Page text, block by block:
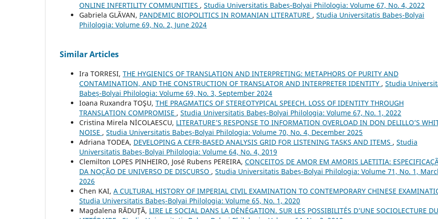
ONLINE INFERTILITY COMMUNITIES , Studia Universitatis Babeș-Bolyai Philologia: Volume 67, No. 4, 2022
Gabriela GLĂVAN, PANDEMIC BIOPOLITICS IN ROMANIAN LITERATURE , Studia Universitatis Babeș-Bolyai
Philologia: Volume 69, No. 2, June 2024
Similar Articles
Ira TORRESI, THE HYGIENICS OF TRANSLATION AND INTERPRETING: METAPHORS OF PURITY AND
CONTAMINATION, AND THE CONSTRUCTION OF TRANSLATOR AND INTERPRETER IDENTITY , Studia
Babeș-Bolyai Philologia: Volume 69, No. 3, September 2024
Ioana Ruxandra TOŞU, THE PRAGMATICS OF STEREOTYPICAL SPEECH. LOSS OF IDENTITY THROUGH
TRANSLATION COMPROMISE , Studia Universitatis Babeș-Bolyai Philologia: Volume 67, No. 1, 2022
Cristina Mirela NİCOLAESCU, LITERATURE’S RESPONSE TO INFORMATION OVERLOAD IN DON DELILLO’S
NOISE , Studia Universitatis Babeș-Bolyai Philologia: Volume 70, No. 4, December 2025
Adriana TODEA, DEVELOPING A CEFR-BASED ANALYSIS GRID FOR LISTENING TASKS AND ITEMS , Studia
Universitatis Babeș-Bolyai Philologia: Volume 64, No. 4, 2019
Clemilton LOPES PINHEIRO, José Rubens PEREIRA, CONCEITOS DE AMOR EM AMORIS LAETITIA:
DA NOÇÃO DE UNIVERSO DE DISCURSO , Studia Universitatis Babeș-Bolyai Philologia: Volume 71, No. 1,
2026
Chen KAI, A CULTURAL HISTORY OF IMPERIAL CIVIL EXAMINATION TO CONTEMPORARY CHINESE
Studia Universitatis Babeș-Bolyai Philologia: Volume 65, No. 1, 2020
Magdalena RĂDUŢĂ, LIRE LE SOCIAL DANS LA DÉNÉGATION. SUR LES POSSIBILITÉS D’UNE SOCIOLECTURE DU